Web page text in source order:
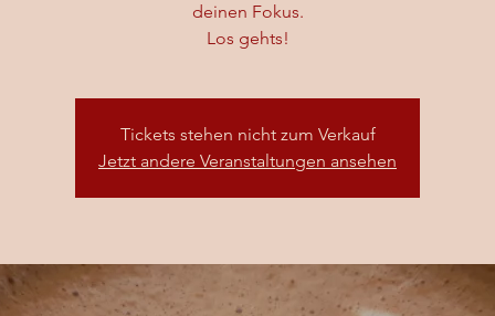
deinen Fokus.
Los gehts!
Tickets stehen nicht zum Verkauf
Jetzt andere Veranstaltungen ansehen